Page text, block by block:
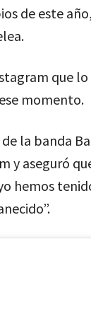
de este
que
momento.
la banda
y aseguró
hemos